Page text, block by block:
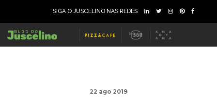
SIGA O JUSCELINO NAS REDES
22 ago 2019